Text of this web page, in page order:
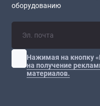
оборудованию
Нажимая на кнопку
на получение
материалов.